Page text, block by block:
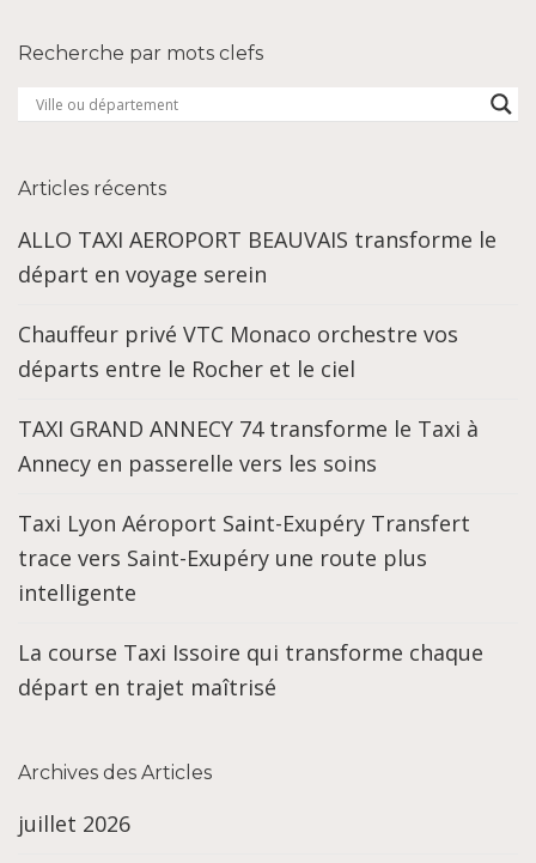
Recherche par mots clefs
Articles récents
ALLO TAXI AEROPORT BEAUVAIS transforme le
départ en voyage serein
Chauffeur privé VTC Monaco orchestre vos
départs entre le Rocher et le ciel
TAXI GRAND ANNECY 74 transforme le Taxi à
Annecy en passerelle vers les soins
Taxi Lyon Aéroport Saint-Exupéry Transfert
trace vers Saint-Exupéry une route plus
intelligente
La course Taxi Issoire qui transforme chaque
départ en trajet maîtrisé
Archives des Articles
juillet 2026